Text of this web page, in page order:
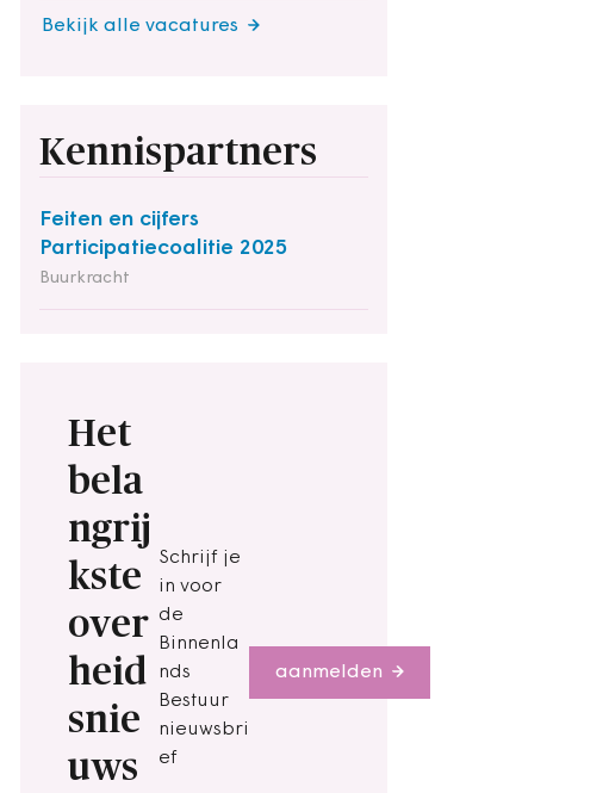
Bekijk alle vacatures
Kennispartners
Feiten en cijfers
Participatiecoalitie 2025
Buurkracht
Het
bela
ngrij
kste
over
heid
snie
uws
Schrijf je
in voor
de
Binnenla
nds
Bestuur
nieuwsbri
ef
aanmelden